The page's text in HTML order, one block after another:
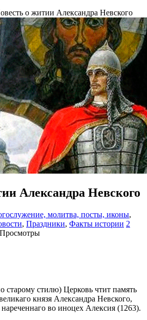
о житии Александра Невского
Александра Невского
молитва, посты, иконы,
, Праздники, Факты истории 2
старому стилю) Церковь чтит память
князя Александра Невского,
во иноцех Алексия (1263).